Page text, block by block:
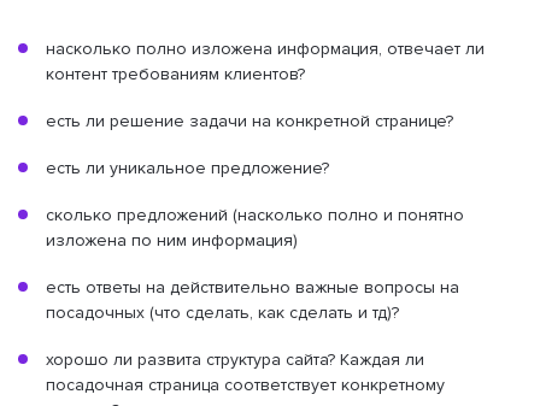
насколько полно изложена информация, отвечает ли
контент требованиям клиентов?
есть ли решение задачи на конкретной странице?
есть ли уникальное предложение?
сколько предложений (насколько полно и понятно
изложена по ним информация)
есть ответы на действительно важные вопросы на
посадочных (что сделать, как сделать и тд)?
хорошо ли развита структура сайта? Каждая ли
посадочная страница соответствует конкретному